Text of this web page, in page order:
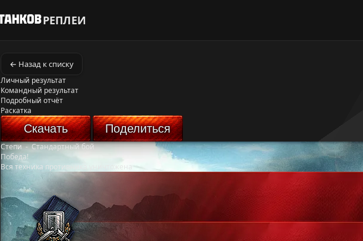
РЕПЛЕИ
← Назад к списку
Личный результат
Командный результат
Подробный отчёт
Раскатка
Скачать Поделиться
Степи-Стандартный бой
Победа!
Вся техника противника уничтожена